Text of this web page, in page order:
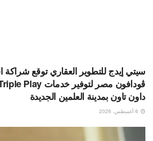
سيتي إيدج للتطوير العقاري توقع شراكة
داون تاون بمدينة العلمين الجديدة